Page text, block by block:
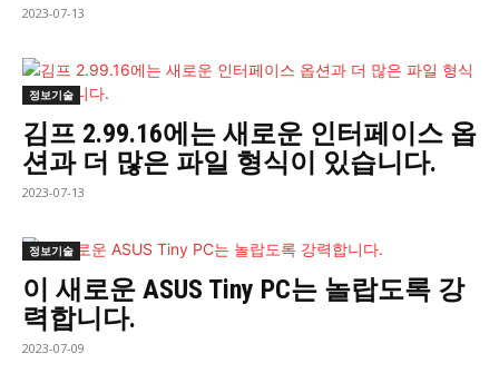
2023-07-13
정보기술
김프 2.99.16에는 새로운 인터페이스 옵
션과 더 많은 파일 형식이 있습니다.
2023-07-13
정보기술
이 새로운 ASUS Tiny PC는 놀랍도록 강
력합니다.
2023-07-09